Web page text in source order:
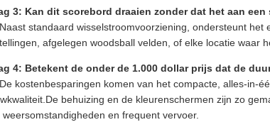
3: Kan dit scorebord draaien zonder dat het aan
Naast standaard wisselstroomvoorziening, ondersteunt
afgelegen woodsball velden, of elke locatie waar
4: Betekent de onder de 1.000 dollar prijs dat de
De kostenbesparingen komen van het compacte, alles-in-
behuizing en de kleurenschermen zijn zo
weersomstandigheden en frequent vervoer.